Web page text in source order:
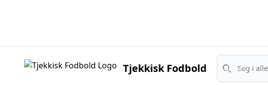
Tjekkisk Fodbold
Søg nu
Søg nu